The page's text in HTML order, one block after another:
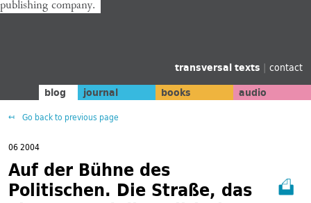
publishing company.
transversal texts | contact
blog journal books audio
Go back to previous page
06 2004
Auf der Bühne des
Politischen. Die Straße, das